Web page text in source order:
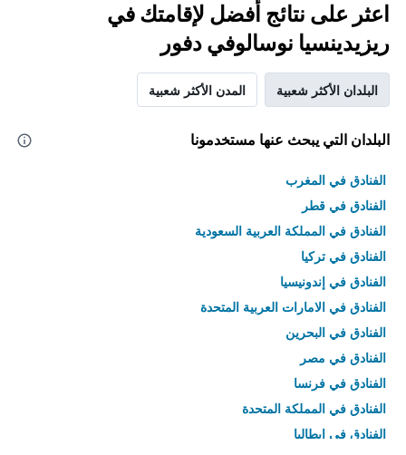
اعثر على نتائج أفضل لإقامتك في
ريزيدينسيا نوسالوفي دفور
البلدان الأكثر شعبية المدن الأكثر شعبية
البلدان التي يبحث عنها مستخدمونا
الفنادق في المغرب
الفنادق في قطر
الفنادق في المملكة العربية السعودية
الفنادق في تركيا
الفنادق في إندونيسيا
الفنادق في الامارات العربية المتحدة
الفنادق في البحرين
الفنادق في مصر
الفنادق في فرنسا
الفنادق في المملكة المتحدة
الفنادق في إيطاليا